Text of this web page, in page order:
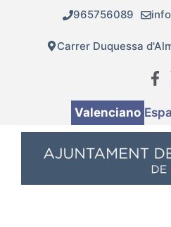
contingut
965756089
Carrer Duquessa
Valenciano